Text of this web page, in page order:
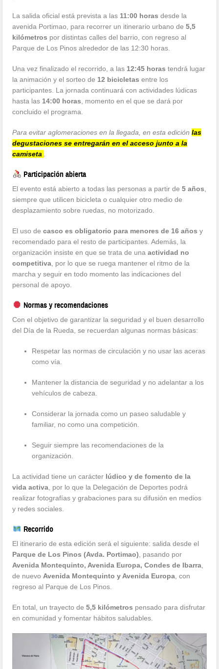
La salida oficial está prevista a las 11:00 horas desde la
avenida Portimao, para recorrer un itinerario urbano de5,5
kilómetros por distintas calles del barrio, con regreso al
Parque de Los Pinos alrededor de las 12:30 horas.
Una vez finalizado el recorrido, a las 12:45 horas tendrá lugar
la animación y el sorteo de 12 bicicletas entre los
participantes. La jornada continuará con actividades lúdicas
hasta las 14:00 horas, momento en el que se dará por
concluido el programa.
Para evitar aglomeraciones en la llegada, en esta ediciónlas
degustaciones se entregarán en el acceso junto a la
camiseta .
Participación abierta
El evento está abierto a todas las personas a partir de5 años,
siempre que utilicen bicicleta o cualquier otro medio de
desplazamiento sobre ruedas, no motorizado.
El uso decasco es obligatorio para menores de 16 años y
recomendado para el resto de participantes. Además, la
organización insiste en que se trata de unaactividad no
competitiva, por lo que se ruega mantener el ritmo de la
marcha y seguir en todo momento las indicaciones del
personal de apoyo.
Normas y recomendaciones
Con el objetivo de garantizar la seguridad y el buen desarrollo
del Día de la Rueda, se recuerdan algunas normas básicas:
Respetar las normas de circulación y no usar las aceras
como vía.
Mantener la distancia de seguridad y no adelantar a los
vehículos de cabeza.
Considerar la jornada como un paseo saludable y
familiar, no como una competición.
Seguir siempre las recomendaciones de la
organización.
La actividad tiene un carácter lúdico y de fomento de la
vida activa, por lo que la Delegación de Deportes podrá
realizar fotografías y grabaciones para su difusión en medios
y redes sociales.
Recorrido
El itinerario de esta edición será el siguiente: salida desde el
Parque de Los Pinos (Avda. Portimao), pasando por
Avenida Montequinto, Avenida Europa, Condes de Ibarra,
de nuevoAvenida Montequinto y Avenida Europa, con
regreso al Parque de Los Pinos.
En total, un trayecto de5,5 kilómetros pensado para disfrutar
en comunidad y fomentar hábitos saludables.